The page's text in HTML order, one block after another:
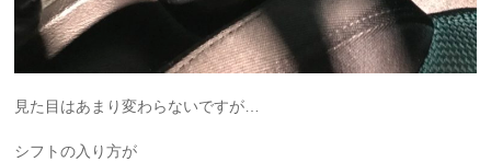
見た目はあまり変わらないですが…
シフトの入り方が